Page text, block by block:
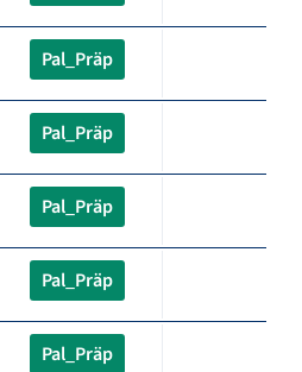
Pal_Präp
Pal_Präp
Pal_Präp
Pal_Präp
Pal_Präp